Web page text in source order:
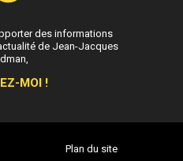
Plan du site
des informations
de Jean-Jacques
MOI !